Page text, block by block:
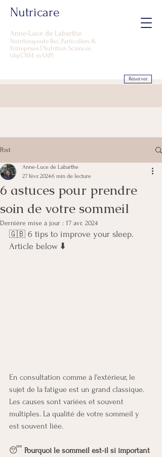
Nutricare
Anne-Luce de Labarthe
Nutritérapeute Bsc, Particuliers &
Entreprises | Nutrition Sciences
(dipCNM, mANP)
Réserver
Post
6 astuces pour prendre
soin de votre sommeil
Anne-Luce de Labarthe
27 févr. 20246 min de lecture
Dernière mise à jour : 17 avr. 2024
🇬🇧 6 tips to improve your sleep.
Article below ⬇️
En consultation comme à l'extérieur, le
sujet de la fatigue est un grand classique.
Les causes sont variées et souvent
multiples. La qualité de votre sommeil y
est souvent liée.
😴 Pourquoi le sommeil est-il si important